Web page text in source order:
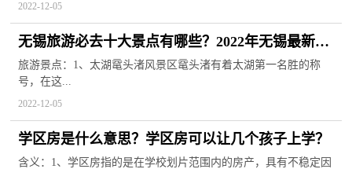
2022-12-05
无锡旅游必去十大景点有哪些？2022年无锡最新房
价
旅游景点：1、太湖鼋头渚风景区鼋头渚有着太湖第一名胜的称
号，在这...
2022-12-05
学区房是什么意思？学区房可以让几个孩子上学？
含义：1、学区房指的是在学校划片范围内的房产，具有不稳定因